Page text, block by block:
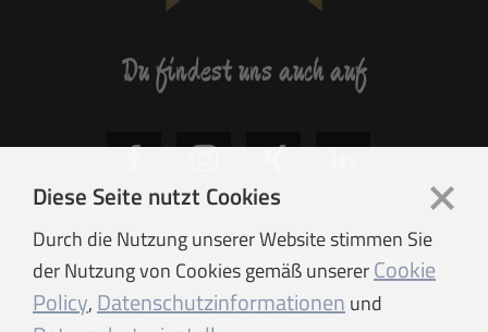
Du findest uns auch auf
© 2026 Hotel Gut Brandlhof in Saalfelden - Seminare, Incentives &
Golf
Impressum
Datenschutzerklärung
Diese Seite nutzt Cookies
Durch die Nutzung unserer Website stimmen Sie
der Nutzung von Cookies gemäß unsererCookie
Policy, Datenschutzinformationen und